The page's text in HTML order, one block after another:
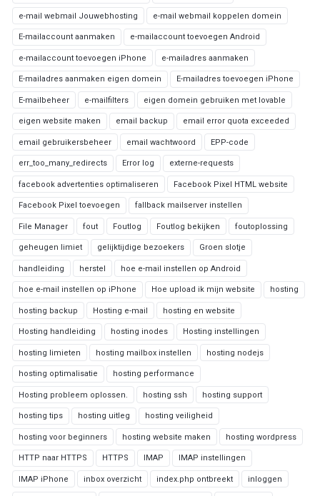
e-mail webmail Jouwebhosting e-mail webmail koppelen domein
E-mailaccount aanmaken e-mailaccount toevoegen Android
e-mailaccount toevoegen iPhone e-mailadres aanmaken
E-mailadres aanmaken eigen domein E-mailadres toevoegen iPhone
E-mailbeheer e-mailfilters eigen domein gebruiken met lovable
eigen website maken email backup email error quota exceeded
email gebruikersbeheer email wachtwoord EPP-code
err_too_many_redirects Error log externe-requests
facebook advertenties optimaliseren Facebook Pixel HTML website
Facebook Pixel toevoegen fallback mailserver instellen
File Manager fout Foutlog Foutlog bekijken foutoplossing
geheugen limiet gelijktijdige bezoekers Groen slotje
handleiding herstel hoe e-mail instellen op Android
hoe e-mail instellen op iPhone Hoe upload ik mijn website hosting
hosting backup Hosting e-mail hosting en website
Hosting handleiding hosting inodes Hosting instellingen
hosting limieten hosting mailbox instellen hosting nodejs
hosting optimalisatie hosting performance
Hosting probleem oplossen. hosting ssh hosting support
hosting tips hosting uitleg hosting veiligheid
hosting voor beginners hosting website maken hosting wordpress
HTTP naar HTTPS HTTPS IMAP IMAP instellingen
IMAP iPhone inbox overzicht index.php ontbreekt inloggen